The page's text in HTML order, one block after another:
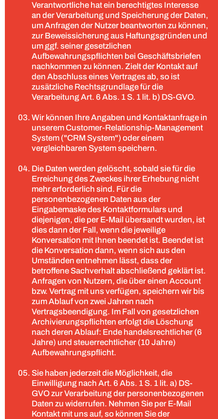
Verantwortliche hat ein berechtigtes Interesse
an der Verarbeitung und Speicherung der Daten,
um Anfragen der Nutzer beantworten zu können,
zur Beweissicherung aus Haftungsgründen und
um ggf. seiner gesetzlichen
Aufbewahrungspflichten bei Geschäftsbriefen
nachkommen zu können. Zielt der Kontakt auf
den Abschluss eines Vertrages ab, so ist
zusätzliche Rechtsgrundlage für die
Verarbeitung Art. 6 Abs. 1 S. 1 lit. b) DS-GVO.
Wir können Ihre Angaben und Kontaktanfrage in
unserem Customer-Relationship-Management
System ("CRM System") oder einem
vergleichbaren System speichern.
Die Daten werden gelöscht, sobald sie für die
Erreichung des Zweckes ihrer Erhebung nicht
mehr erforderlich sind. Für die
personenbezogenen Daten aus der
Eingabemaske des Kontaktformulars und
diejenigen, die per E-Mail übersandt wurden, ist
dies dann der Fall, wenn die jeweilige
Konversation mit Ihnen beendet ist. Beendet ist
die Konversation dann, wenn sich aus den
Umständen entnehmen lässt, dass der
betroffene Sachverhalt abschließend geklärt ist.
Anfragen von Nutzern, die über einen Account
bzw. Vertrag mit uns verfügen, speichern wir bis
zum Ablauf von zwei Jahren nach
Vertragsbeendigung. Im Fall von gesetzlichen
Archivierungspflichten erfolgt die Löschung
nach deren Ablauf: Ende handelsrechtlicher (6
Jahre) und steuerrechtlicher (10 Jahre)
Aufbewahrungspflicht.
Sie haben jederzeit die Möglichkeit, die
Einwilligung nach Art. 6 Abs. 1 S. 1 lit. a) DS-
GVO zur Verarbeitung der personenbezogenen
Daten zu widerrufen. Nehmen Sie per E-Mail
Kontakt mit uns auf, so können Sie der